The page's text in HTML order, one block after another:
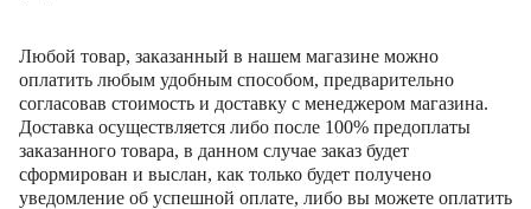
Любой товар, заказанный в нашем магазине можно
оплатить любым удобным способом, предварительно
согласовав стоимость и доставку с менеджером магазина.
Доставка осуществляется либо после 100% предоплаты
заказанного товара, в данном случае заказ будет
сформирован и выслан, как только будет получено
уведомление об успешной оплате, либо вы можете оплатить